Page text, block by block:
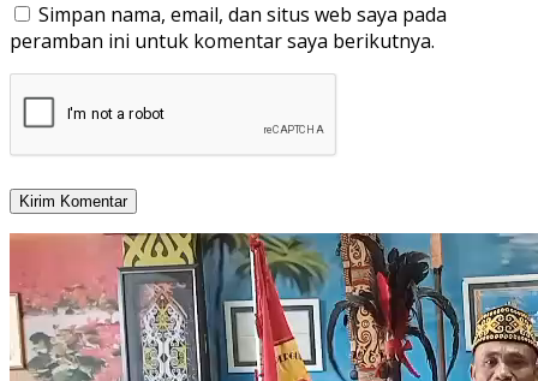
Simpan nama, email, dan situs web saya pada
peramban ini untuk komentar saya berikutnya.